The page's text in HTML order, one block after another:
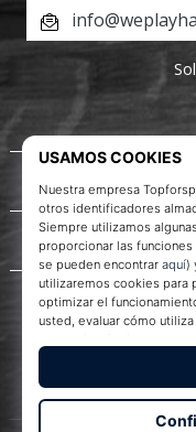
Acerca de
Servicio al cliente